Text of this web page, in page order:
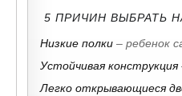
5 ПРИЧИН ВЫБРАТЬ
Низкие полки – ребенок
Устойчивая конструкция
Легко открывающиеся